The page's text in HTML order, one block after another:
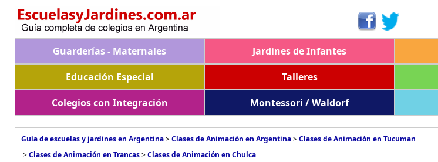
Guarderías - Maternales Jardines de Infantes
Educación Especial
Talleres
Colegios con Integración
Montessori / Waldorf
Guía de escuelas y jardines en Argentina>Clases de Animación en Argentina>Clases de Animación en Tucuman
>Clases de Animación en Trancas>Clases de Animación en Chulca